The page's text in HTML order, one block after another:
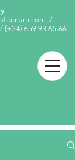
/
/ (+34) 659 93 65 66